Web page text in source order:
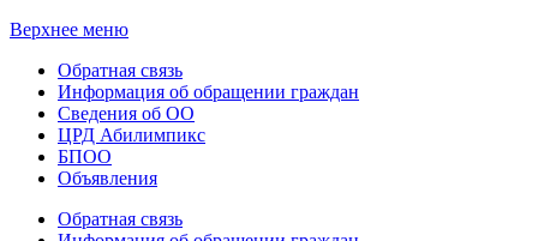
Верхнее меню
Обратная связь
Информация об обращении граждан
Сведения об ОО
ЦРД Абилимпикс
БПОО
Объявления
Обратная связь